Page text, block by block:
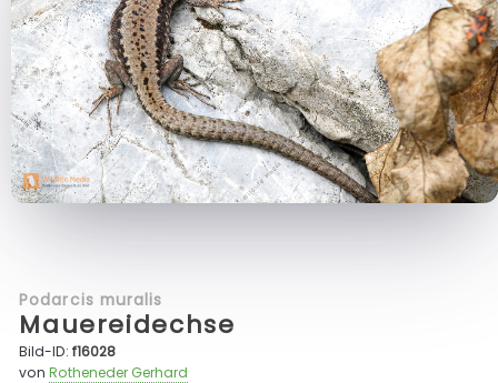
Podarcis muralis
Mauereidechse
Bild-ID:f16028
vonRotheneder Gerhard